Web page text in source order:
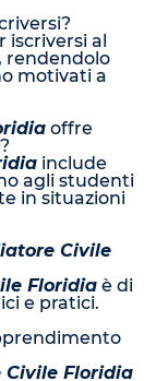
iscriversi al
rendendolo
motivati a
offre
include
agli studenti
in situazioni
Civile
Floridiaè di
e pratici.
Civile Floridia